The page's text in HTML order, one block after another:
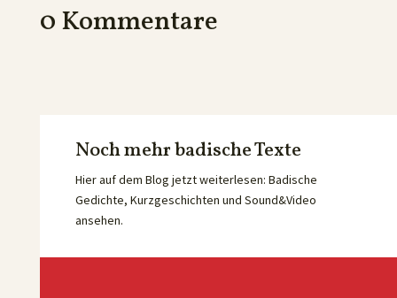
0 Kommentare
Noch mehr badische Texte
Hier auf dem Blog jetzt weiterlesen: Badische
Gedichte, Kurzgeschichten und Sound&Video
ansehen.